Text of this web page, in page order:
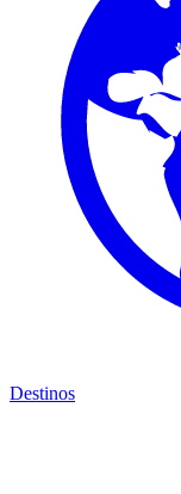
Destinos